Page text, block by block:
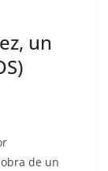
un
de un